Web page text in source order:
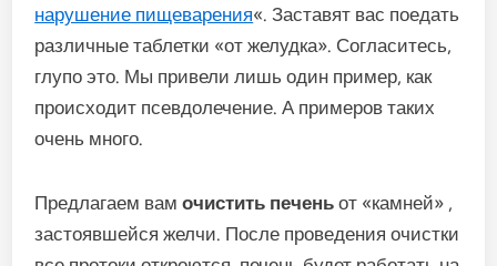
нарушение пищеварения«. Заставят вас поедать
различные таблетки «от желудка». Согласитесь,
глупо это. Мы привели лишь один пример, как
происходит псевдолечение. А примеров таких
очень много.
Предлагаем вамочистить печень от «камней» ,
застоявшейся желчи. После проведения очистки